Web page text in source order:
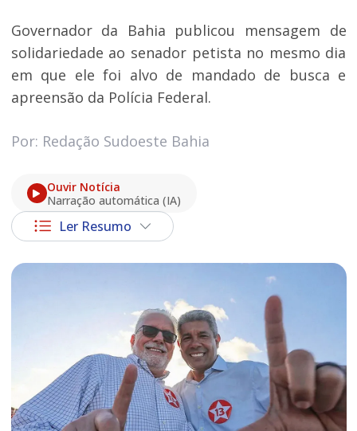
Governador da Bahia publicou mensagem de
solidariedade ao senador petista no mesmo dia
em que ele foi alvo de mandado de busca e
apreensão da Polícia Federal.
Por: Redação Sudoeste Bahia
Ouvir Notícia
Narração automática (IA)
Ler Resumo